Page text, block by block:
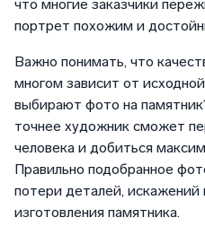
что многие заказчики
портрет похожим и
Важно понимать, что
многом зависит от
выбирают фото на
точнее художник сможет
человека и добиться
Правильно подобранное
потери деталей, искажений
изготовления памятника.